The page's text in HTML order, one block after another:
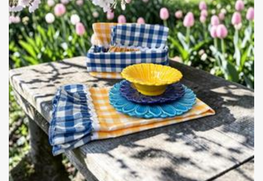
Prato Girassol - Verde - M